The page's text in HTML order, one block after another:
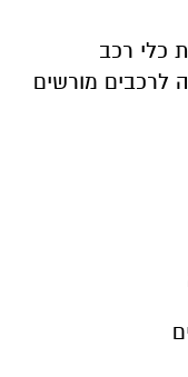
כלי רכב
לרכבים מורשים